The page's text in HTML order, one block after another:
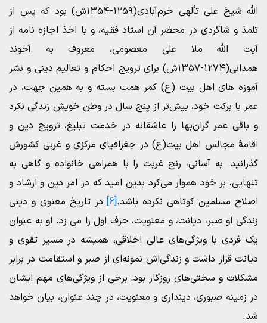
الله شیخ علی تألهی خرم‌آبادی(۱۲۵۹-۱۳۵۴ش) بود که پس از
تلمذ و شاگردی در محضر آن استاد فقیه، و با اخذ اجازه نامه از
آیت الله ملا علی معصومی، معروف به آخوند
همدانی(۱۲۷۴-۱۳۵۷ش) برای ترویج احکام و تعالیم دینی و نشر
آموزه های اهل بیت (ع) کمر همت بسته و به همین جهت، در
عمر با برکت خود، بیش‌تر از پنج سال در وطن خویش زندگی نکرد
و باقی عمر گران‌بها را عاشقانه در خدمت تبلیغ، ترویج دین و
اقامۀ مجالس اهل بیت(ع) در جغرافیای مرکزی و غربی کشورش
گذرانید. به آسانی، رنج غربت را با همراهی خانواده و گاهی به
تنهایی، بر خود هموار می‌کرد بدین امید که در امر دین و ارشاد و
اصلاح مسلمین کوتاهی نکرده باشد.[6]
در تاریخ معنوی و دینی
زندگی او صبر، دیانت، و معنویت، حرف اول را می زد. او به عنوان
یک فردی با ویژگی‌های عالی اخلاقی، همیشه در مسیر تقوی و
دیانت قرار داشت و زندگی‌اش نمونه‌ای از صبر و استقامت در برابر
مشکلات و سختی‌های روزگار بود. برخی از ویژگی‌های مهم ایشان
در زمینه صبوری، دینداری و معنویت، در چند عنوان، بیان خواهد
شد.